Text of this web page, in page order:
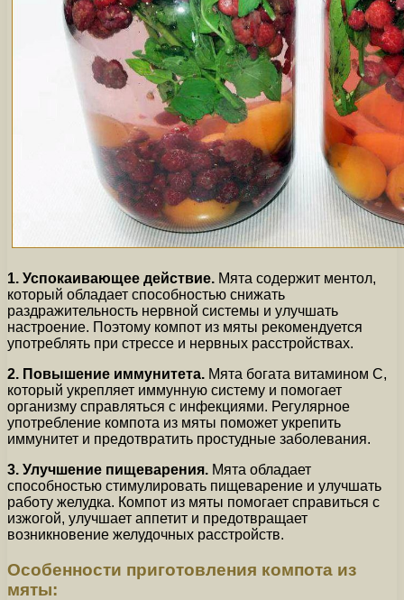
1. Успокаивающее действие. Мята содержит ментол,
который обладает способностью снижать
раздражительность нервной системы и улучшать
настроение. Поэтому компот из мяты рекомендуется
употреблять при стрессе и нервных расстройствах.
2. Повышение иммунитета. Мята богата витамином С,
который укрепляет иммунную систему и помогает
организму справляться с инфекциями. Регулярное
употребление компота из мяты поможет укрепить
иммунитет и предотвратить простудные заболевания.
3. Улучшение пищеварения. Мята обладает
способностью стимулировать пищеварение и улучшать
работу желудка. Компот из мяты помогает справиться с
изжогой, улучшает аппетит и предотвращает
возникновение желудочных расстройств.
Особенности приготовления компота из
мяты: